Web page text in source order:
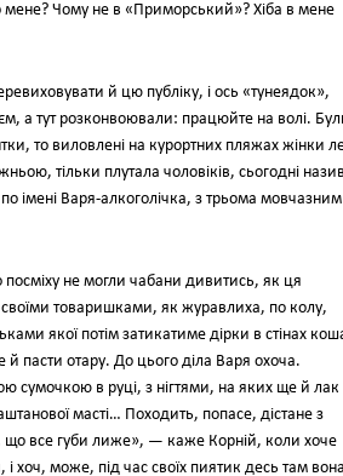
мене? Чому не в «Приморський»? Хіба в мене
й цю публіку, і ось «тунеядок»,
а тут розконвоювали: працюйте на волі.
то виловлені на курортних пляжах жінки
тільки плутала чоловіків, сьогодні
імені Варя-алкоголічка, з трьома
не могли чабани дивитись, як ця
товаришками, як журавлиха, по колу,
якої потім затикатиме дірки в стінах
пасти отару. До цього діла Варя охоча.
сумочкою в руці, з нігтями, на яких ще й лак
масті… Походить, попасе, дістане з
що все губи лиже», — каже Корній, коли хоче
хоч, може, під час своїх пиятик десь там